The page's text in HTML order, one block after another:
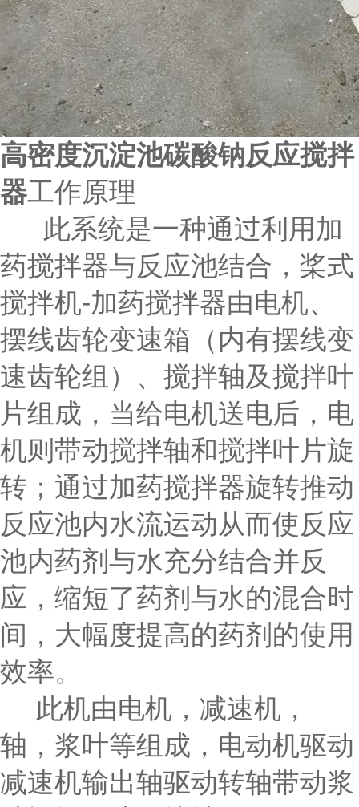
高密度沉淀池碳酸钠反应搅拌
器工作原理
此系统是一种通过利用加
药搅拌器与反应池结合，桨式
搅拌机-加药搅拌器由电机、
摆线齿轮变速箱（内有摆线变
速齿轮组）、搅拌轴及搅拌叶
片组成，当给电机送电后，电
机则带动搅拌轴和搅拌叶片旋
转；通过加药搅拌器旋转推动
反应池内水流运动从而使反应
池内药剂与水充分结合并反
应，缩短了药剂与水的混合时
间，大幅度提高的药剂的使用
效率。
此机由电机，减速机，
轴，浆叶等组成，电动机驱动
减速机输出轴驱动转轴带动浆